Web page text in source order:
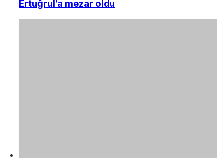
Ertuğrul’a mezar oldu